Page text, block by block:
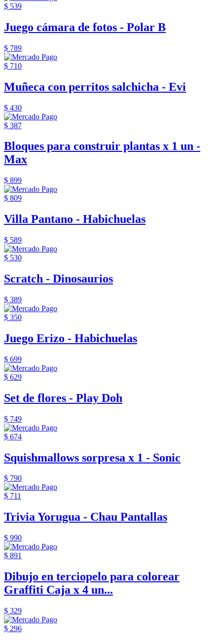
$ 539
Juego cámara de fotos - Polar B
$ 789
$ 710
Muñeca con perritos salchicha - Evi
$ 430
$ 387
Bloques para construir plantas x 1 un -
Max
$ 899
$ 809
Villa Pantano - Habichuelas
$ 589
$ 530
Scratch - Dinosaurios
$ 389
$ 350
Juego Erizo - Habichuelas
$ 699
$ 629
Set de flores - Play Doh
$ 749
$ 674
Squishmallows sorpresa x 1 - Sonic
$ 790
$ 711
Trivia Yorugua - Chau Pantallas
$ 990
$ 891
Dibujo en terciopelo para colorear
Graffiti Caja x 4 un...
$ 329
$ 296